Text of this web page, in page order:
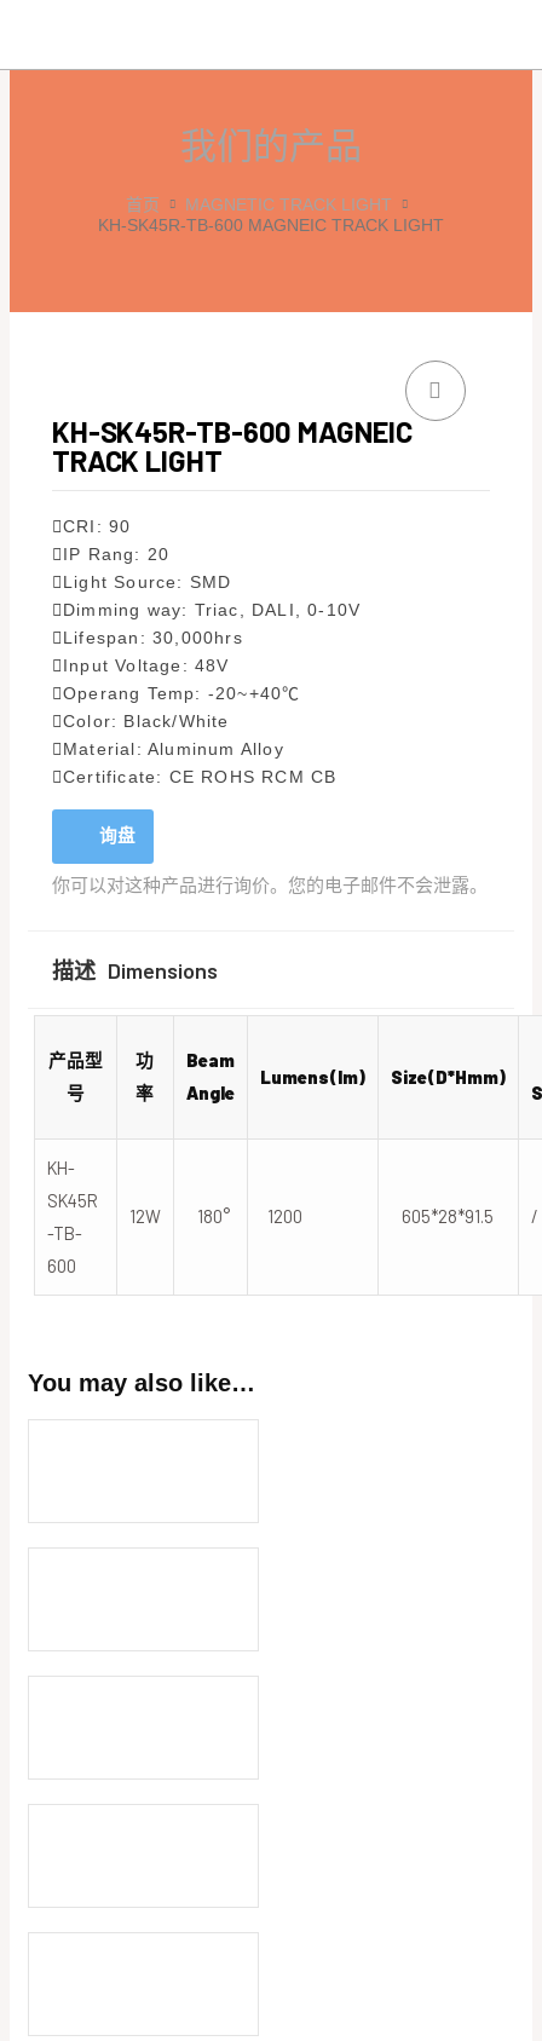
我们的产品
首页
MAGNETIC TRACK LIGHT
KH-SK45R-TB-600 MAGNEIC TRACK LIGHT
KH-SK45R-TB-600 MAGNEIC
TRACK LIGHT
CRI: 90
IP Rang: 20
Light Source: SMD
Dimming way: Triac, DALI, 0-10V
Lifespan: 30,000hrs
Input Voltage: 48V
Operang Temp: -20~+40℃
Color: Black/White
Material: Aluminum Alloy
Certificate: CE ROHS RCM CB
询盘
你可以对这种产品进行询价。您的电子邮件不会泄露。
描述 Dimensions
产品型
号
功
率
Beam
Angle
Lumens(lm) Size(D*Hmm)
KH-
SK45R
-TB-
600
12W 180° 1200 605*28*91.5 /
You may also like…